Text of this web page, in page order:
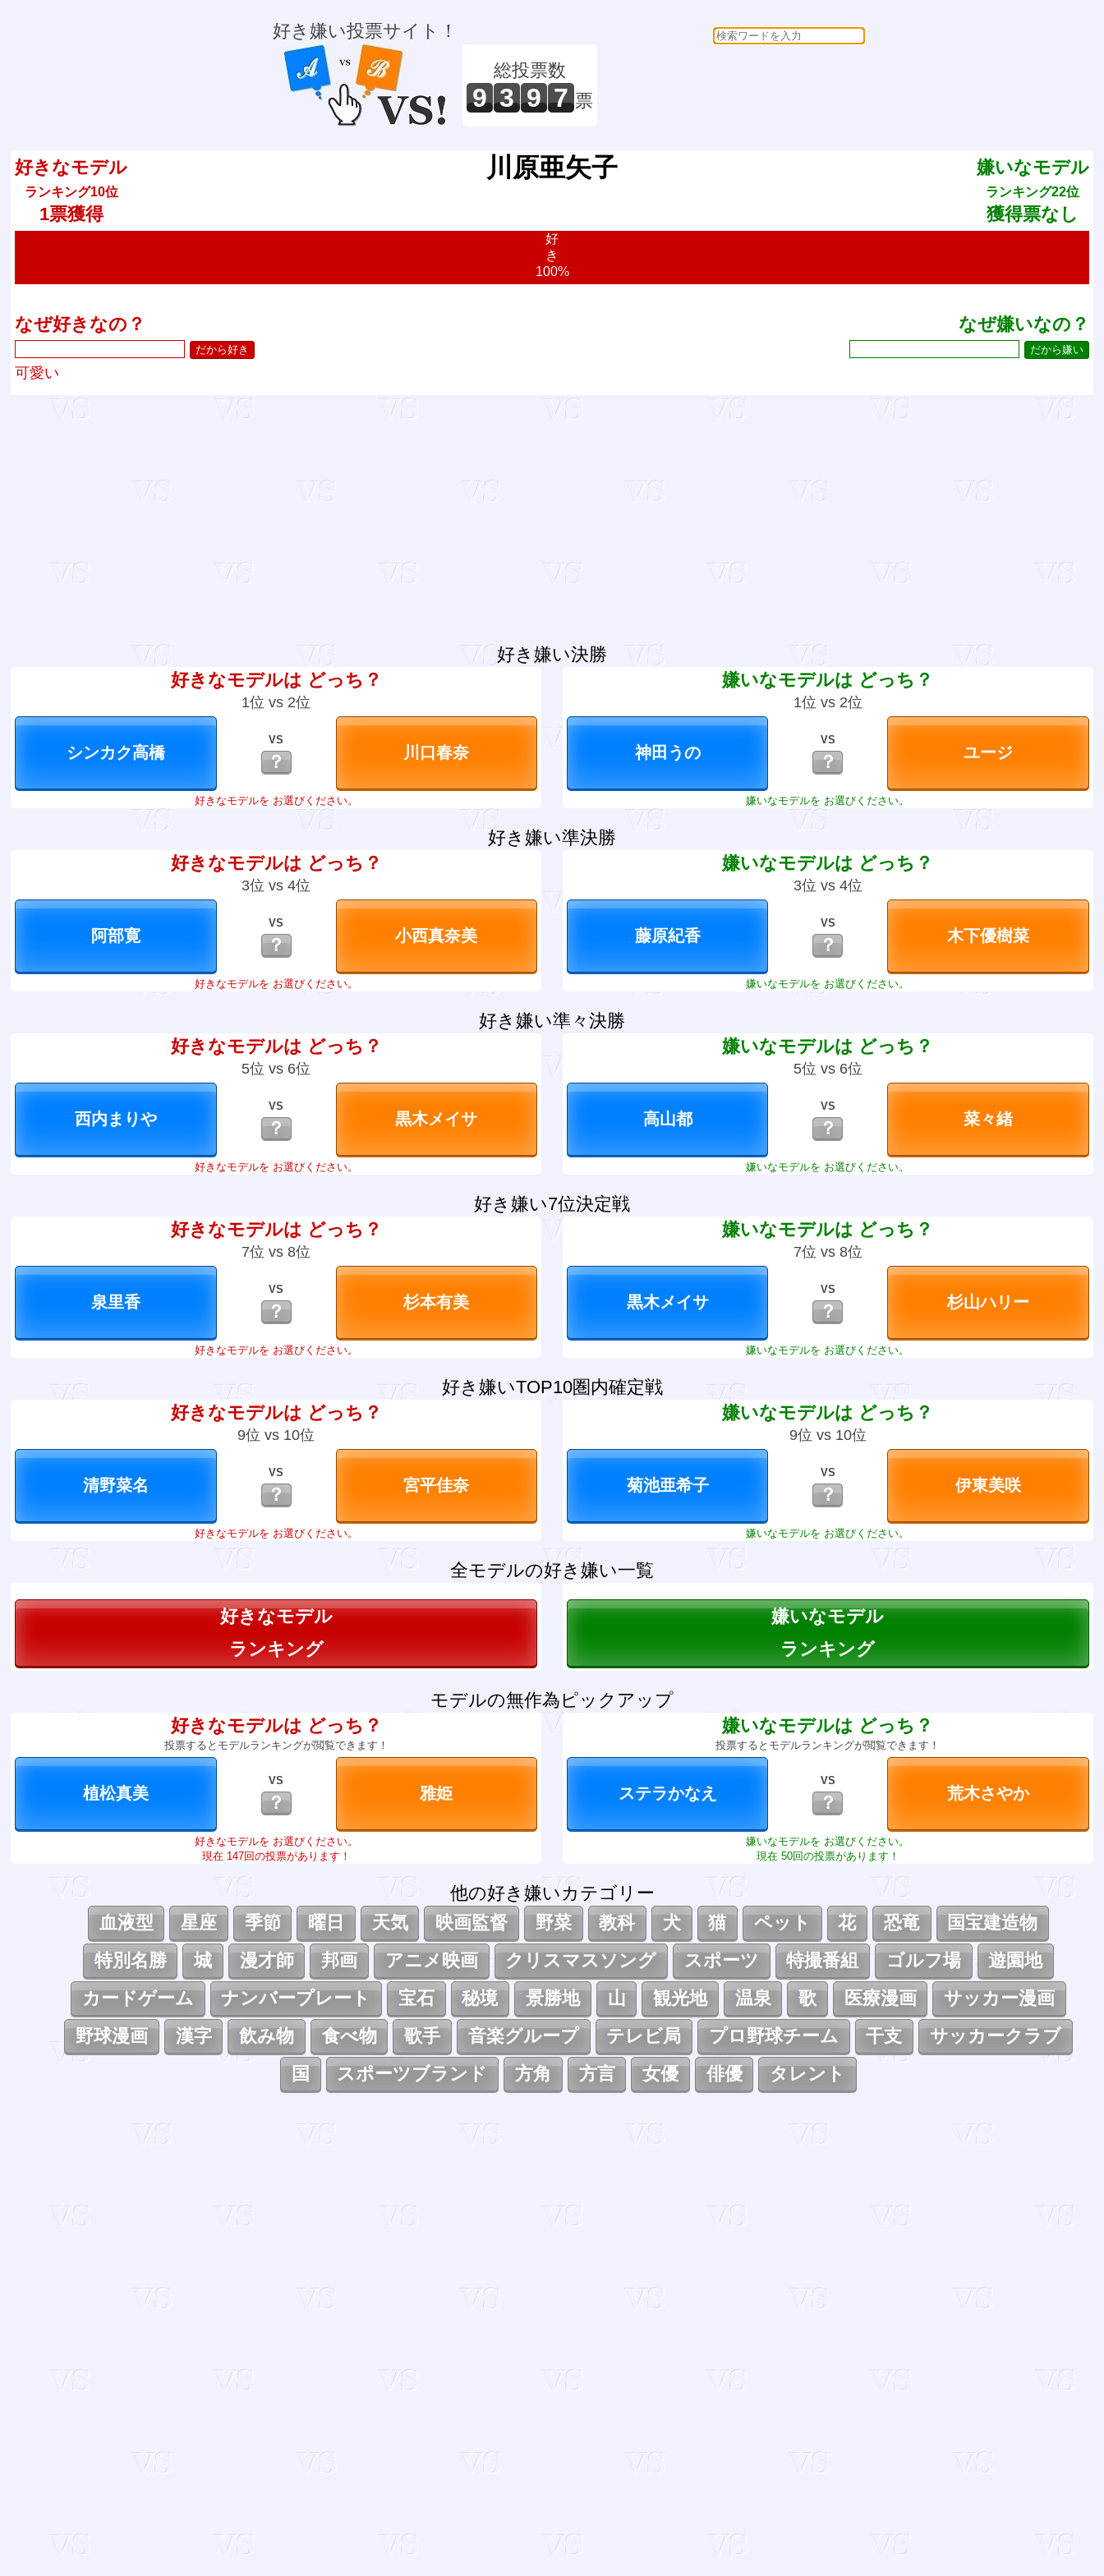
好き嫌い投票サイト！
総投票数
9 3 9 7 票
好きなモデル
ランキング10位
1票獲得
嫌いなモデル
ランキング22位
獲得票なし
川原亜矢子
好
き
100%
なぜ好きなの？ なぜ嫌いなの？
可愛い
好き嫌い決勝
好きなモデルは どっち？
1位 vs 2位
VS
？
好きなモデルを お選びください。
嫌いなモデルは どっち？
1位 vs 2位
VS
？
嫌いなモデルを お選びください。
好き嫌い準決勝
好きなモデルは どっち？
3位 vs 4位
VS
？
好きなモデルを お選びください。
嫌いなモデルは どっち？
3位 vs 4位
VS
？
嫌いなモデルを お選びください。
好き嫌い準々決勝
好きなモデルは どっち？
5位 vs 6位
VS
？
好きなモデルを お選びください。
嫌いなモデルは どっち？
5位 vs 6位
VS
？
嫌いなモデルを お選びください。
好き嫌い7位決定戦
好きなモデルは どっち？
7位 vs 8位
VS
？
好きなモデルを お選びください。
嫌いなモデルは どっち？
7位 vs 8位
VS
？
嫌いなモデルを お選びください。
好き嫌いTOP10圏内確定戦
好きなモデルは どっち？
9位 vs 10位
VS
？
好きなモデルを お選びください。
嫌いなモデルは どっち？
9位 vs 10位
VS
？
嫌いなモデルを お選びください。
全モデルの好き嫌い一覧
好きなモデル
ランキング
嫌いなモデル
ランキング
モデルの無作為ピックアップ
好きなモデルは どっち？
投票するとモデルランキングが閲覧できます！
VS
？
好きなモデルを お選びください。
現在 147回の投票があります！
嫌いなモデルは どっち？
投票するとモデルランキングが閲覧できます！
VS
？
嫌いなモデルを お選びください。
現在 50回の投票があります！
他の好き嫌いカテゴリー
血液型
星座 季節 曜日 天気 映画監督 野菜 教科 犬 猫 ペット 花 恐竜
国宝建造物
特別名勝
城 漫才師 邦画 アニメ映画 クリスマスソング スポーツ 特撮番組 ゴルフ場
遊園地
カードゲーム
ナンバープレート 宝石 秘境 景勝地 山 観光地 温泉 歌 医療漫画
サッカー漫画
野球漫画
漢字 飲み物 食べ物 歌手 音楽グループ テレビ局 プロ野球チーム 干支
サッカークラブ
国
スポーツブランド 方角 方言 女優 俳優 タレント